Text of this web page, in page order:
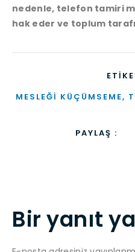
nedenle, telefon tamiri
hak eder ve toplum
MESLEĞI KÜÇÜMSEME,
PAYLAŞ :
Bir yanıt